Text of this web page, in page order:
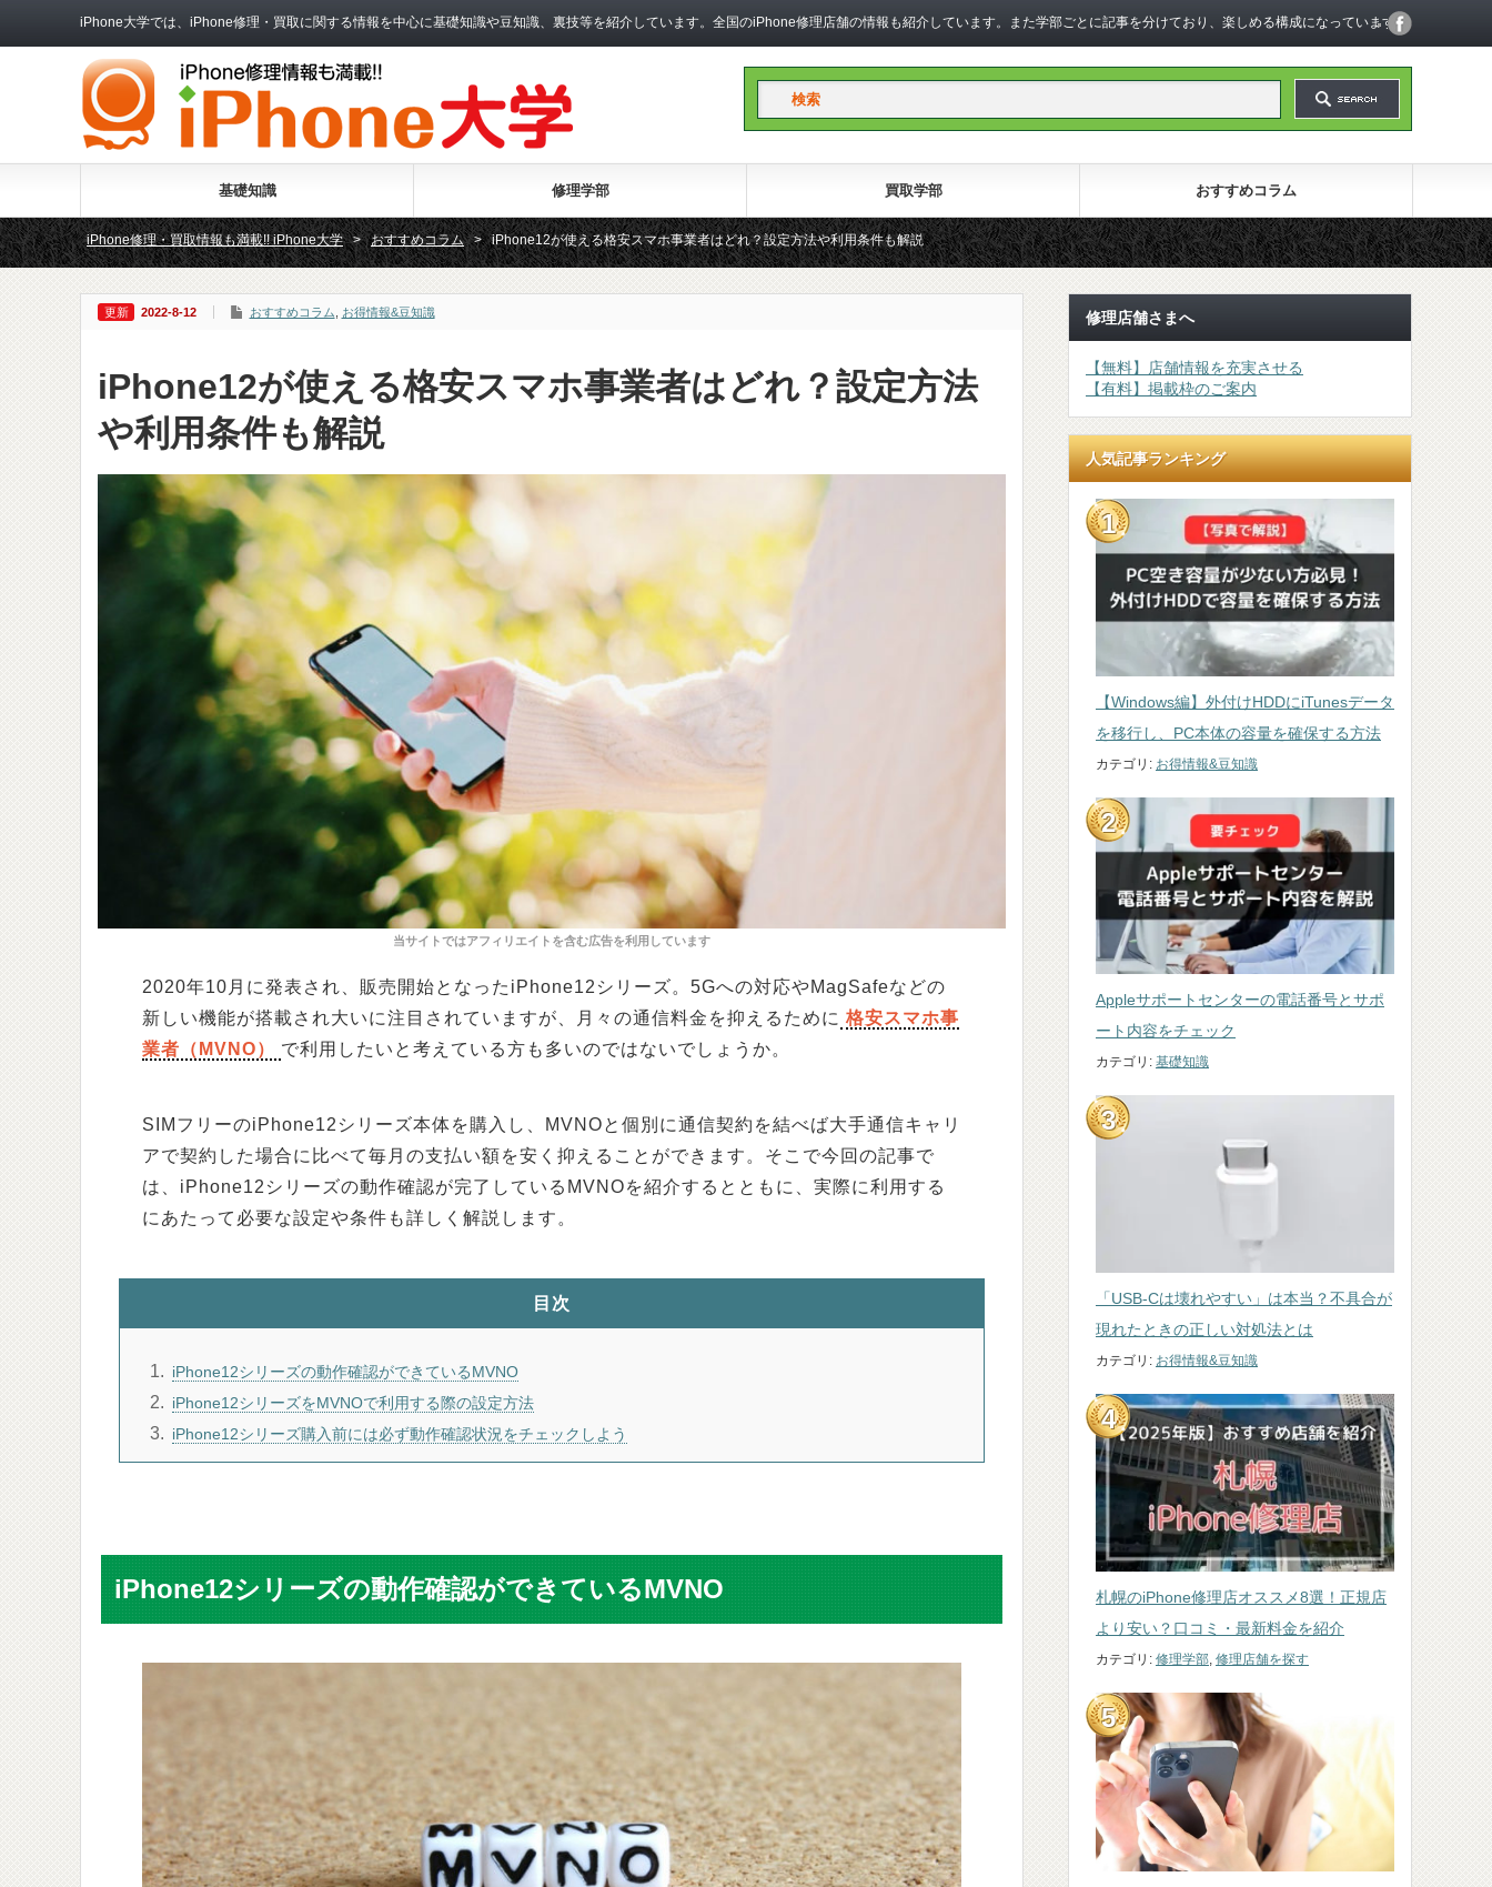
iPhone大学では、iPhone修理・買取に関する情報を中心に基礎知識や豆知識、裏技等を紹介しています。全国のiPhone修理店舗の情報も紹介しています。また学部ごとに記事を分けており、楽しめる構成になっています。
基礎知識 修理学部 買取学部 おすすめコラム
iPhone修理・買取情報も満載!! iPhone大学 > おすすめコラム > iPhone12が使える格安スマホ事業者はどれ？設定方法や利用条件も解説
2022-8-12 おすすめコラム お得情報&豆知識
iPhone12が使える格安スマホ事業者はどれ？設定方法
や利用条件も解説
2020年10月に発表され、販売開始となったiPhone12シリーズ。5Gへの対応やMagSafeなどの
新しい機能が搭載され大いに注目されていますが、月々の通信料金を抑えるために 格安スマホ事
業者（MVNO）
で利用したいと考えている方も多いのではないでしょうか。
SIMフリーのiPhone12シリーズ本体を購入し、MVNOと個別に通信契約を結べば大手通信キャリ
アで契約した場合に比べて毎月の支払い額を安く抑えることができます。そこで今回の記事で
は、iPhone12シリーズの動作確認が完了しているMVNOを紹介するとともに、実際に利用する
にあたって必要な設定や条件も詳しく解説します。
目次
1 iPhone12シリーズの動作確認ができているMVNO
2 iPhone12シリーズをMVNOで利用する際の設定方法
3 iPhone12シリーズ購入前には必ず動作確認状況をチェックしよう
iPhone12シリーズの動作確認ができているMVNO
修理店舗さまへ
【無料】店舗情報を充実させる
【有料】掲載枠のご案内
人気記事ランキング
【Windows編】外付けHDDにiTunesデータ
を移行し、PC本体の容量を確保する方法
カテゴリ: お得情報&豆知識
Appleサポートセンターの電話番号とサポ
ート内容をチェック
カテゴリ: 基礎知識
「USB-Cは壊れやすい」は本当？不具合が
現れたときの正しい対処法とは
カテゴリ: お得情報&豆知識
札幌のiPhone修理店オススメ8選！正規店
より安い？口コミ・最新料金を紹介
カテゴリ: 修理学部 修理店舗を探す